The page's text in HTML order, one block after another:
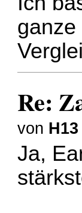
Re:
von H13
Ja,